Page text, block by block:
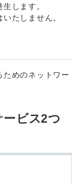
します。
たしません。
ためのネットワー
ビス2つ